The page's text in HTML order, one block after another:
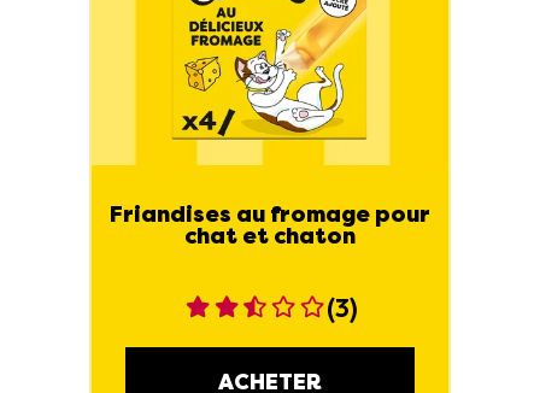
Friandises au fromage pour
chat et chaton
(3)
ACHETER